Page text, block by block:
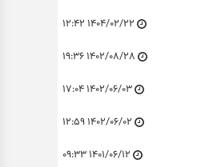
۱۴۰۴/۰۲/۲۲ ۱۲:۴۲
۱۴۰۲/۰۸/۲۸ ۱۹:۳۶
۱۴۰۲/۰۶/۰۳ ۱۷:۰۴
۱۴۰۲/۰۶/۰۲ ۱۲:۵۹
۱۴۰۱/۰۶/۱۲ ۰۹:۳۳